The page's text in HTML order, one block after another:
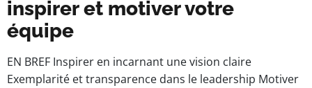
inspirer et motiver votre
équipe
EN BREF Inspirer en incarnant une vision claire
Exemplarité et transparence dans le leadership Motiver